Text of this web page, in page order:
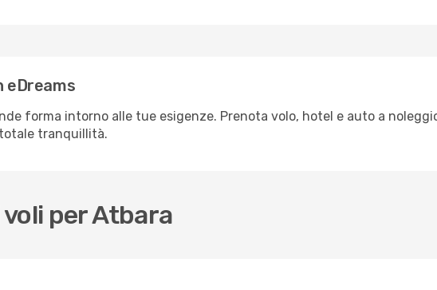
eDreams
forma intorno alle tue esigenze. Prenota volo, hotel e auto a
tranquillità.
per Atbara